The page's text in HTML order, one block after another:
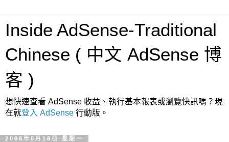
Inside AdSense-Traditional
Chinese ( 中文 AdSense 博
客 )
想快速查看 AdSense 收益、執行基本報表或瀏覽快訊嗎？現
在就登入 AdSense 行動版。
2008年8月18日 星期一